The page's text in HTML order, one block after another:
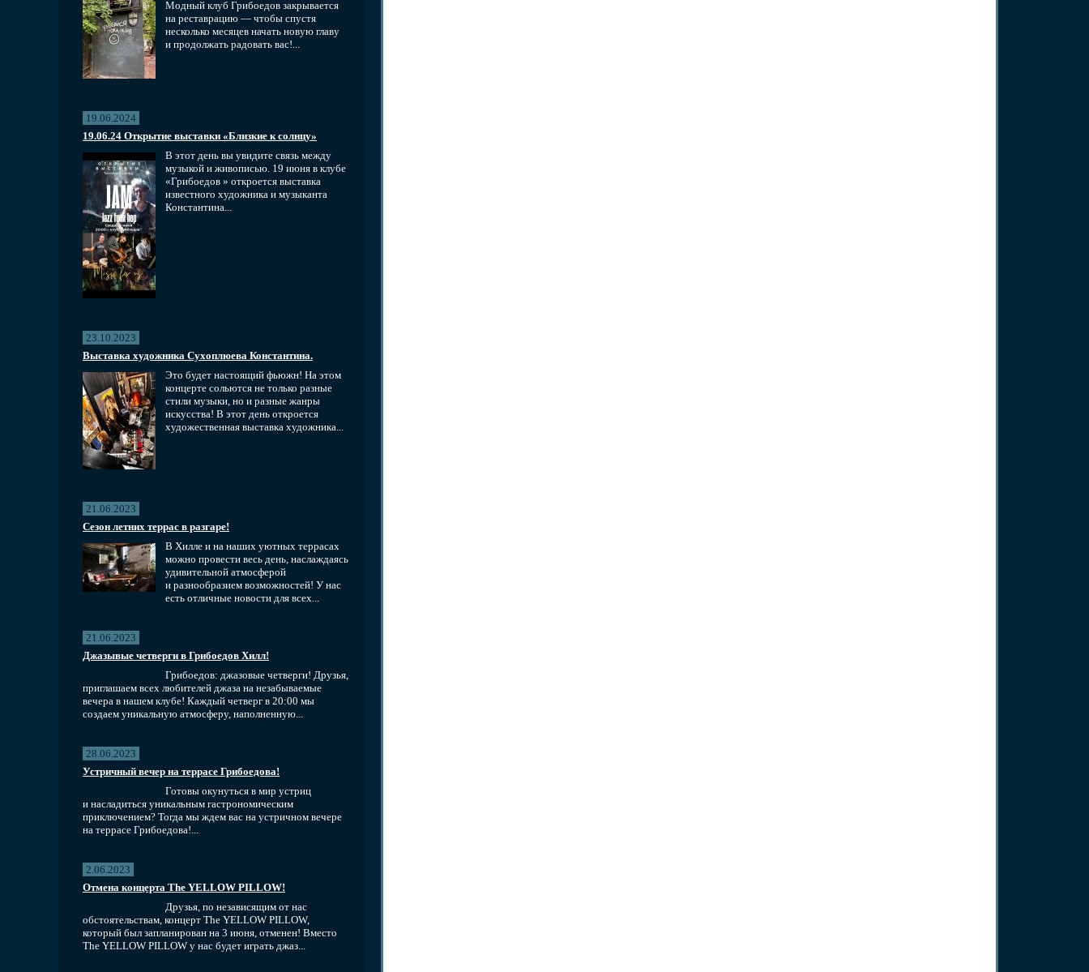
Модный клуб Грибоедов закрывается
на реставрацию — чтобы спустя
несколько месяцев начать новую главу
и продолжать радовать вас!...
19.06.2024
19.06.24 Открытие выставки «Близкие к солнцу»
В этот день вы увидите связь между
музыкой и живописью. 19 июня в клубе
«Грибоедов » откроется выставка
известного художника и музыканта
Константина...
23.10.2023
Выставка художника Сухоплюева Константина.
Это будет настоящий фьюжн! На этом
концерте сольются не только разные
стили музыки, но и разные жанры
искусства! В этот день откроется
художественная выставка художника...
21.06.2023
Сезон летних террас в разгаре!
В Хилле и на наших уютных террасах
можно провести весь день, наслаждаясь
удивительной атмосферой
и разнообразием возможностей! У нас
есть отличные новости для всех...
21.06.2023
Джазывые четверги в Грибоедов Хилл!
Грибоедов: джазовые четверги! Друзья,
приглашаем всех любителей джаза на незабываемые
вечера в нашем клубе! Каждый четверг в 20:00 мы
создаем уникальную атмосферу, наполненную...
28.06.2023
Устричный вечер на террасе Грибоедова!
Готовы окунуться в мир устриц
и насладиться уникальным гастрономическим
приключением? Тогда мы ждем вас на устричном вечере
на террасе Грибоедова!...
2.06.2023
Отмена концерта The YELLOW PILLOW!
Друзья, по независящим от нас
обстоятельствам, концерт The YELLOW PILLOW,
который был запланирован на 3 июня, отменен! Вместо
The YELLOW PILLOW у нас будет играть джаз...